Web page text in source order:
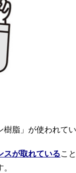
脂」が使われて
スが取れているこ